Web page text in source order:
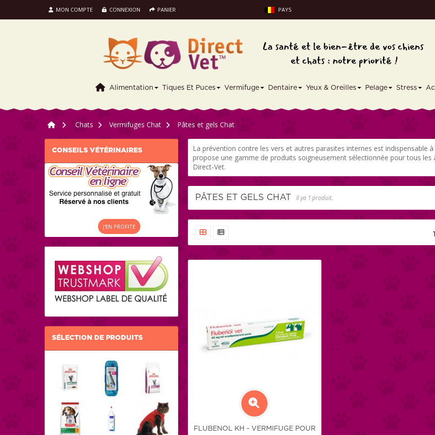
MON COMPTE CONNEXION PANIER PAYS
Alimentation Tiques Et Puces Vermifuge Dentaire Yeux & Oreilles Pelage Stress
> Chats > Vermifuges Chat > Pâtes et gels Chat
CONSEILS VÉTÉRINAIRES
J'EN PROFITE
SÉLECTION DE PRODUITS
La prévention contre les vers et autres parasites internes est indispensable
propose une gamme de produits soigneusement sélectionnée pour tous
Direct-Vet.
PÂTES ET GELS CHAT Il ya 1 produit.
FLUBENOL KH - VERMIFUGE POUR